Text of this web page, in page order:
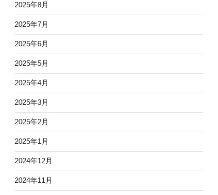
2025年8月
2025年7月
2025年6月
2025年5月
2025年4月
2025年3月
2025年2月
2025年1月
2024年12月
2024年11月